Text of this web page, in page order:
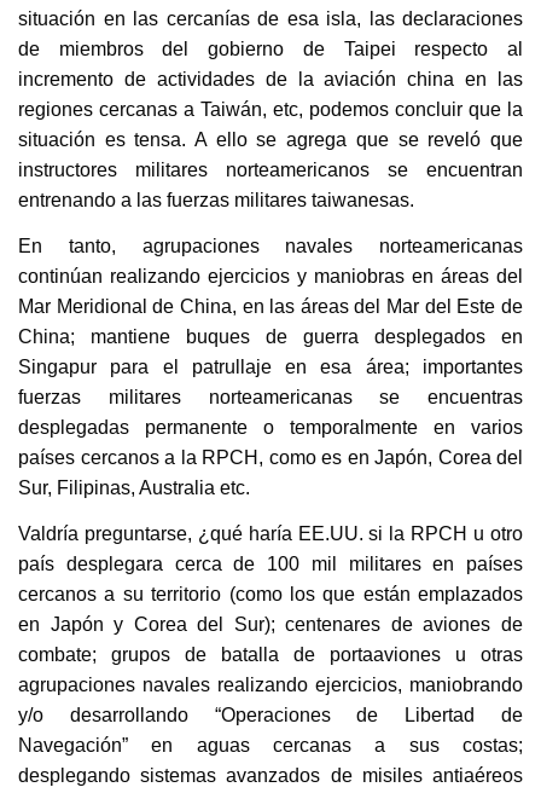
situación en las cercanías de esa isla, las declaraciones
de miembros del gobierno de Taipei respecto al
incremento de actividades de la aviación china en las
regiones cercanas a Taiwán, etc, podemos concluir que la
situación es tensa. A ello se agrega que se reveló que
instructores militares norteamericanos se encuentran
entrenando a las fuerzas militares taiwanesas.
En tanto, agrupaciones navales norteamericanas
continúan realizando ejercicios y maniobras en áreas del
Mar Meridional de China, en las áreas del Mar del Este de
China; mantiene buques de guerra desplegados en
Singapur para el patrullaje en esa área; importantes
fuerzas militares norteamericanas se encuentras
desplegadas permanente o temporalmente en varios
países cercanos a la RPCH, como es en Japón, Corea del
Sur, Filipinas, Australia etc.
Valdría preguntarse, ¿qué haría EE.UU. si la RPCH u otro
país desplegara cerca de 100 mil militares en países
cercanos a su territorio (como los que están emplazados
en Japón y Corea del Sur); centenares de aviones de
combate; grupos de batalla de portaaviones u otras
agrupaciones navales realizando ejercicios, maniobrando
y/o desarrollando “Operaciones de Libertad de
Navegación” en aguas cercanas a sus costas;
desplegando sistemas avanzados de misiles antiaéreos